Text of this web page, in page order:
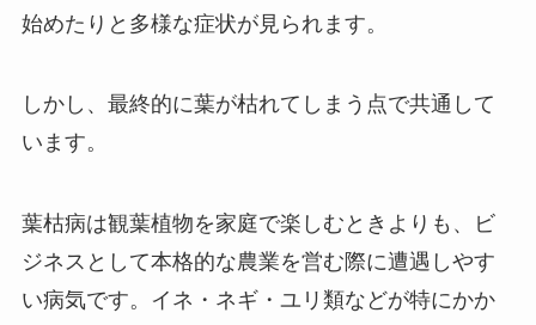
始めたりと多様な症状が見られます。
しかし、最終的に葉が枯れてしまう点で共通して
います。
葉枯病は観葉植物を家庭で楽しむときよりも、ビ
ジネスとして本格的な農業を営む際に遭遇しやす
い病気です。イネ・ネギ・ユリ類などが特にかか